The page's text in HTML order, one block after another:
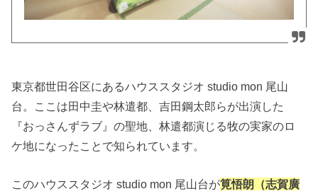
東京都世田谷区にあるハウススタジオ studio mon 尾山
台。ここは田中圭や林遣都、吉田鋼太郎らが出演した
『おっさんずラブ』の聖地、林遣都演じる牧の実家のロ
ケ地になったことで知られています。
このハウススタジオ studio mon 尾山台が筧悟朗（志賀廣